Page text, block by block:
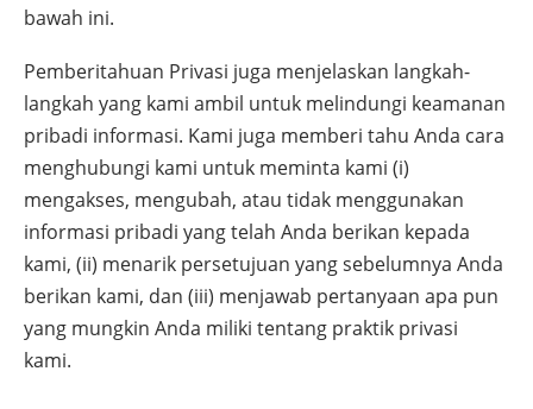
bawah ini.
Pemberitahuan Privasi juga menjelaskan langkah-
langkah yang kami ambil untuk melindungi keamanan
pribadi informasi. Kami juga memberi tahu Anda cara
menghubungi kami untuk meminta kami (i)
mengakses, mengubah, atau tidak menggunakan
informasi pribadi yang telah Anda berikan kepada
kami, (ii) menarik persetujuan yang sebelumnya Anda
berikan kami, dan (iii) menjawab pertanyaan apa pun
yang mungkin Anda miliki tentang praktik privasi
kami.